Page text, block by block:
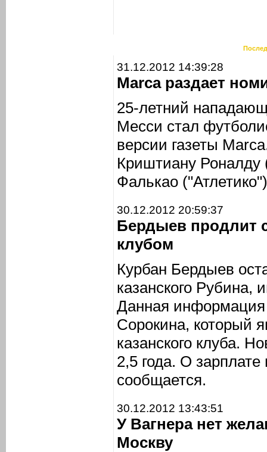
31.12.2012 14:39:28
Marca раздает
25-летний
Месси стал
версии газеты
Криштиану
Фалькао
30.12.2012 20:59:37
Бердыев продлит
клубом
Курбан Бердыев
казанского
Данная информация
Сорокина, который
казанского клуба.
2,5 года. О
сообщается.
30.12.2012 13:43:51
У Вагнера нет
Москву